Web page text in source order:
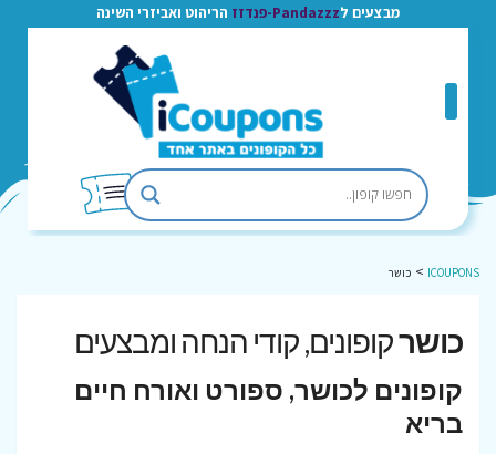
מבצעים לPandazzz-פנדזז הריהוט ואביזרי השינה
ICOUPONS
> כושר
כושרקופונים, קודי הנחה ומבצעים
קופונים לכושר, ספורט ואורח חיים
בריא